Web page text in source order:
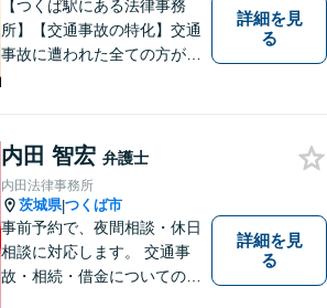
【つくば駅にある法律事務
所】【交通事故の特化】交通
事故に遭われた全ての方が適
ニケーションを大切にし、最
善の解決へと導きます。
詳細を見
る
内田 智宏 弁護士
内田法律事務所
茨城県|つくば市
事前予約で、夜間相談・休日
相談に対応します。 交通事
故・相続・借金についてのご
詳細を見
る